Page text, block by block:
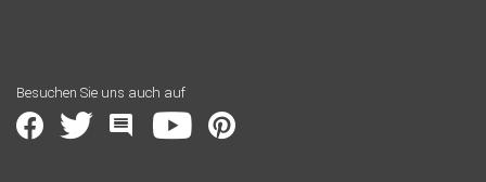
Besuchen Sie uns auch auf